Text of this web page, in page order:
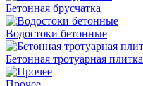
Бетонная брусчатка
Водостоки бетонные
Бетонная тротуарная плитка